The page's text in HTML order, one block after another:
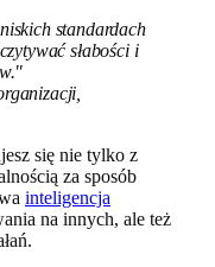
standardach
słabości i
się nie tylko z
za sposób
inteligencja
na innych, ale też